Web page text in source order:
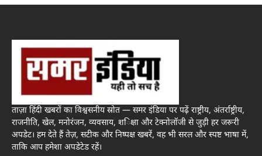
ताज़ा हिंदी खबरों का विश्वसनीय स्रोत — समर इंडिया पर पढ़ें राष्ट्रीय, अंतर्राष्ट्रीय,
राजनीति, खेल, मनोरंजन, व्यवसाय, शिक्षा और टेक्नोलॉजी से जुड़ी हर जरूरी
अपडेट। हम देते हैं तेज़, सटीक और निष्पक्ष खबरें, वह भी सरल और स्पष्ट भाषा में,
ताकि आप हमेशा अपडेटेड रहें।